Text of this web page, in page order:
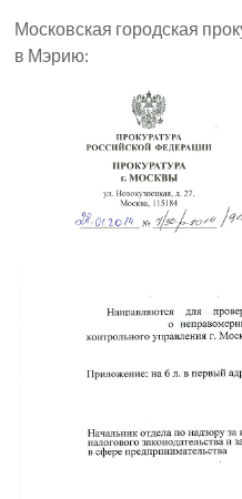
Московская городская
в Мэрию: